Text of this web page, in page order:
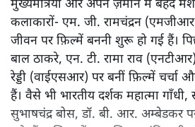
मुख्यमंत्रियों और अपने ज़माने में बेहद
कलाकारों- एम. जी. रामचंद्रन
जीवन पर फ़िल्में बननी शुरू हो गई हैं।
बाल ठाकरे, एन. टी. रामा राव
रेड्डी (वाईएसआर) पर बनीं फ़िल्में चर्चा
हैं। वैसे भी भारतीय दर्शक महात्मा
सुभाषचंद्र बोस, डॉ. बी. आर. अम्बेडकर